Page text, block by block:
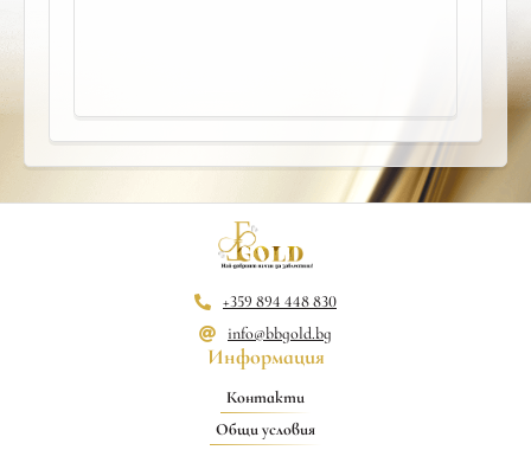
+359 894 448 830
info@bbgold.bg
Информация
Контакти
Общи условия